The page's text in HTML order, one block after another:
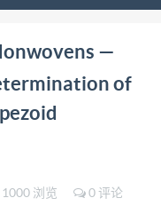
— Test
tear resistance by
微信:siduwenku
—
of
1000 浏览
0 评论